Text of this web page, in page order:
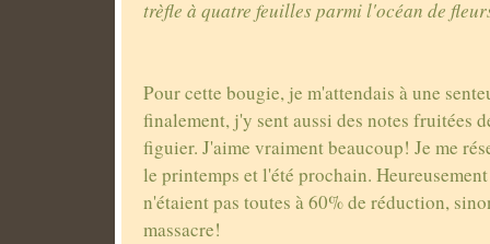
trèfle à quatre feuilles parmi l'océan de
Pour cette bougie, je m'attendais à une
finalement, j'y sent aussi des notes fruitées
figuier. J'aime vraiment beaucoup! Je me
le printemps et l'été prochain.
n'étaient pas toutes à 60% de réduction,
massacre!